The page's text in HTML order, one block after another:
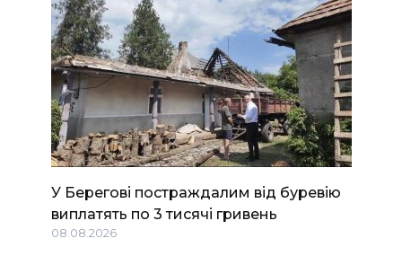
У Берегові постраждалим від буревію
виплатять по 3 тисячі гривень
08.08.2026